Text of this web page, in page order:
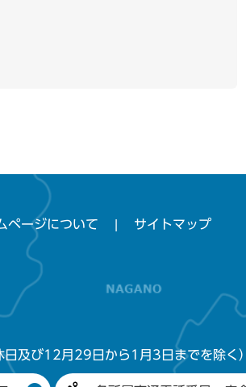
ページについて サイトマップ
及び12月29日から1月3日までを除く）